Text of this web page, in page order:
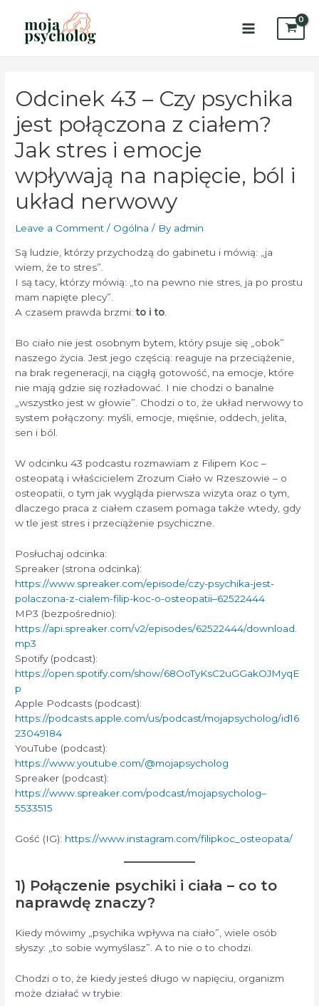
content
Main
Odcinek 43 – Czy psychika
jest połączona z ciałem?
Jak stres i emocje
wpływają na napięcie, ból i
układ nerwowy
Leave a Comment / Ogólna / By admin
Są ludzie, którzy przychodzą do gabinetu i mówią: „ja
wiem, że to stres”.
I są tacy, którzy mówią: „to na pewno nie stres, ja po prostu
mam napięte plecy”.
A czasem prawda brzmi:to i to
Bo ciało nie jest osobnym bytem, który psuje się „obok”
naszego życia. Jest jego częścią: reaguje na przeciążenie,
na brak regeneracji, na ciągłą gotowość, na emocje, które
nie mają gdzie się rozładować. I nie chodzi o banalne
„wszystko jest w głowie”. Chodzi o to, że układ nerwowy to
system połączony: myśli, emocje, mięśnie, oddech, jelita,
sen i ból.
W odcinku 43 podcastu rozmawiam z Filipem Koc –
osteopatą i właścicielem Zrozum Ciało w Rzeszowie – o
osteopatii, o tym jak wygląda pierwsza wizyta oraz o tym,
dlaczego praca z ciałem czasem pomaga także wtedy, gdy
w tle jest stres i przeciążenie psychiczne.
Posłuchaj odcinka:
Spreaker (strona odcinka):
https://www.spreaker.com/episode/czy-psychika-jest-
polaczona-z-cialem-filip-koc-o-osteopatii–62522444
MP3 (bezpośrednio):
https://api.spreaker.com/v2/episodes/62522444/download.
mp3
Spotify (podcast):
https://open.spotify.com/show/68OoTyKsC2uGGakOJMyqE
p
Apple Podcasts (podcast):
https://podcasts.apple.com/us/podcast/mojapsycholog/id16
23049184
YouTube (podcast):
https://www.youtube.com/@mojapsycholog
Spreaker (podcast):
https://www.spreaker.com/podcast/mojapsycholog–
5533515
Gość (IG): https://www.instagram.com/filipkoc_osteopata/
1) Połączenie psychiki i ciała – co to
naprawdę znaczy?
Kiedy mówimy „psychika wpływa na ciało”, wiele osób
słyszy: „to sobie wymyślasz”. A to nie o to chodzi.
Chodzi o to, że kiedy jesteś długo w napięciu, organizm
może działać w trybie: